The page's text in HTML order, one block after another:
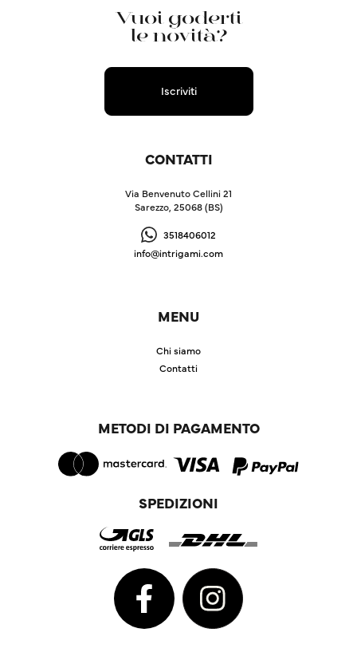
Vuoi goderti
le novità?
Iscriviti
CONTATTI
Via Benvenuto Cellini 21
Sarezzo, 25068 (BS)
3518406012
info@intrigami.com
MENU
Chi siamo
Contatti
METODI DI PAGAMENTO
SPEDIZIONI